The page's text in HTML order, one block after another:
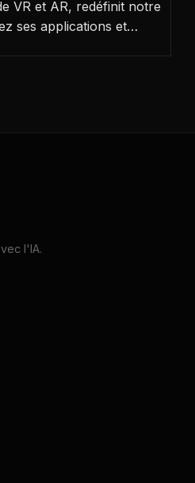
VR et AR, redéfinit notre
ses applications et…
l'IA.